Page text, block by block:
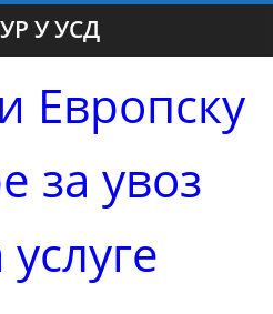
У УСД
Европску
за увоз